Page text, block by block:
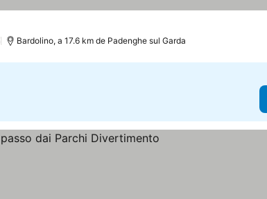
Bardolino, a 17.6 km de Padenghe sul Garda